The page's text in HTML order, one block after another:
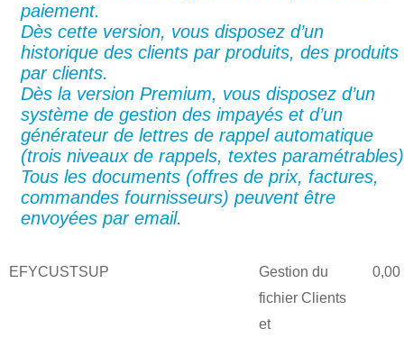
paiement.
Dès cette version, vous disposez d’un
historique des clients par produits, des produits
par clients.
Dès la version Premium, vous disposez d’un
système de gestion des impayés et d’un
générateur de lettres de rappel automatique
(trois niveaux de rappels, textes paramétrables)
Tous les documents (offres de prix, factures,
commandes fournisseurs) peuvent être
envoyées par email.
EFYCUSTSUP
Gestion du
fichier Clients
et
0,00